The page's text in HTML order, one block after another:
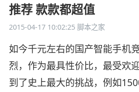
推荐 款款都超值
2015-04-17 10:02:25脚本之家
如今千元左右的国产智能手机
烈，作为最具性价比，最受欢
到了史上最大的挑战，例如